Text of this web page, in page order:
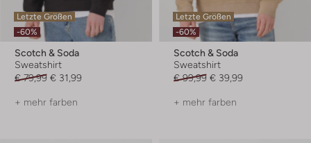
Letzte Größen
-60%
Scotch & Soda
Sweatshirt
€ 79,99 € 31,99
+ mehr farben
Letzte Größen
-60%
Scotch & Soda
Sweatshirt
€ 99,99 € 39,99
+ mehr farben